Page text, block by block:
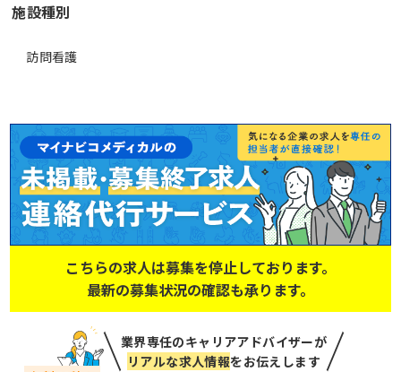
施設種別
訪問看護
こちらの求人は募集を停止しております。
最新の募集状況の確認も承ります。
業界専任のキャリアアドバイザーが
リアルな求人情報をお伝えします